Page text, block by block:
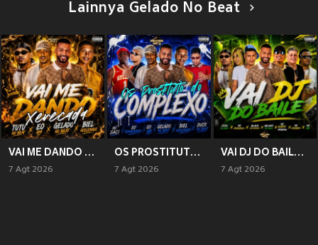
Lainnya Gelado No Beat
VAI ME DANDO XERECADA (Explicit)
7 Agt 2026
OS PROSTITUTO DO COMPLEXO (Explicit)
7 Agt 2026
VAI DJ DO BAILE (Explicit)
7 Agt 2026